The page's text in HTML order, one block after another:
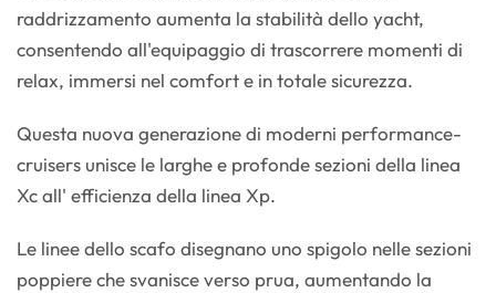
raddrizzamento aumenta la stabilità dello yacht,
consentendo all'equipaggio di trascorrere momenti di
relax, immersi nel comfort e in totale sicurezza.
Questa nuova generazione di moderni performance-
cruisers unisce le larghe e profonde sezioni della linea
Xc all' efficienza della linea Xp.
Le linee dello scafo disegnano uno spigolo nelle sezioni
poppiere che svanisce verso prua, aumentando la